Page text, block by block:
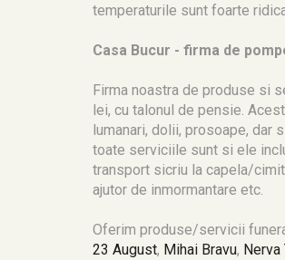
temperaturile sunt foarte
Casa Bucur - firma de
Firma noastra de produse si
lei, cu talonul de pensie.
lumanari, dolii, prosoape, dar
toate serviciile sunt si ele
transport sicriu la capela/
ajutor de inmormantare etc.
Oferim produse/servicii
23 August, Mihai Bravu, Nerva